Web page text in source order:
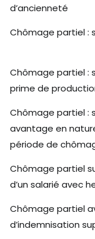
d’ancienneté
Chômage partiel :
Chômage partiel :
prime de
Chômage partiel :
avantage en
période de
Chômage partiel
d’un salarié avec
Chômage partiel
d’indemnisation